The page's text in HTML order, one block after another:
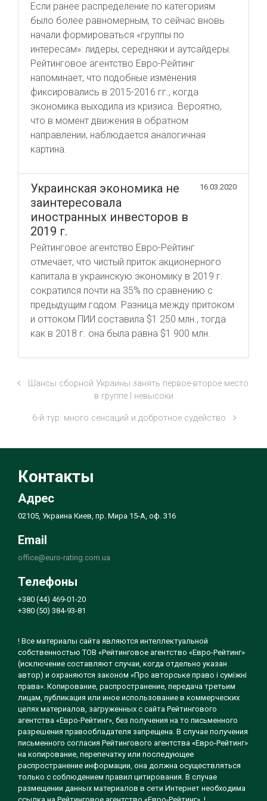
Если ранее распределение по категориям
было более равномерным, то сейчас вновь
начали формироваться «группы по
интересам»: лидеры, середняки и аутсайдеры.
Рейтинговое агентство Евро-Рейтинг
напоминает, что подобные изменения
фиксировались в 2015-2016 гг., когда
экономика выходила из кризиса. Вероятно,
что в момент движения в обратном
направлении, наблюдается аналогичная
картина.
Украинская экономика не
заинтересовала
иностранных инвесторов в
2019 г.
16.03.2020
Рейтинговое агентство Евро-Рейтинг
отмечает, что чистый приток акционерного
капитала в украинскую экономику в 2019 г.
сократился почти на 35% по сравнению с
предыдущим годом. Разница между притоком
и оттоком ПИИ составила $1 250 млн., тогда
как в 2018 г. она была равна $1 900 млн.
Шансы сборной Украины занять первое-второе место
в группе І невысоки
6-й тур: много сенсаций и добротное судейство
Контакты
Адрес
02105, Украина Киев, пр. Мира 15-А, оф. 316
Email
office@euro-rating.com.ua
Телефоны
+380 (44) 469-01-20
+380 (50) 384-93-81
! Все материалы сайта являются интеллектуальной
собственностью ТОВ «Рейтинговое агентство «Евро-Рейтинг»
(исключение составляют случаи, когда отдельно указан
автор) и охраняются законом «Про авторське право і суміжні
права». Копирование, распространение, передача третьим
лицам, публикация или иное использование в коммерческих
целях материалов, загруженных с сайта Рейтингового
агентства «Евро-Рейтинг», без получения на то письменного
разрешения правообладателя запрещена. В случае получения
письменного согласия Рейтингового агентства «Евро-Рейтинг»
на копирование, перепечатку или последующее
распространение информации, она должна осуществляться
только с соблюдением правил цитирования. В случае
размещении данных материалов в сети Интернет необходима